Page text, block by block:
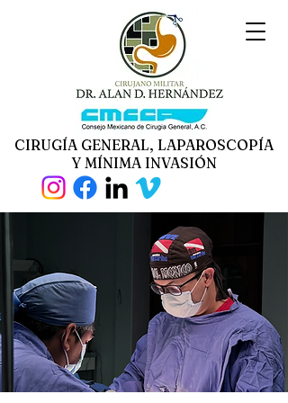
CIRUGÍA GENERAL, LAPAROSCOPÍA
Y MÍNIMA INVASIÓN